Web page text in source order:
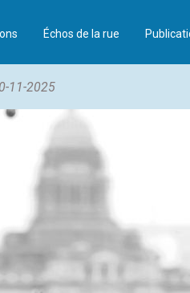
Échos de la rue
11-2025